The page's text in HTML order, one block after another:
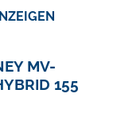
MV-
155